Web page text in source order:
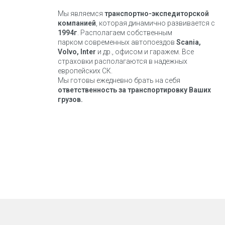
Мы являемся транспортно-экспедиторской
компанией , которая динамично развивается с
1994г . Располагаем собственным
парком современных автопоездов Scania,
Volvo, Inter и др., офисом и гаражем. Все
страховки располагаются в надежных
европейских СК.
Мы готовы ежедневно брать на себя
ответственность за транспортировку Ваших
грузов.